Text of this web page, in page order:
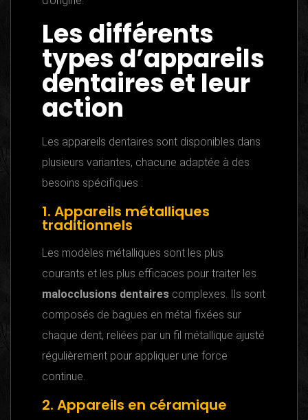
Les différents
types d’appareils
dentaires et leur
action
Les appareils dentaires sont disponibles dans
plusieurs variantes, chacune adaptée à des
besoins spécifiques :
1. Appareils métalliques
traditionnels
Les modèles métalliques sont les plus
courants et les plus efficaces pour traiter les
malocclusions dentaires complexes. Ils sont
composés de bagues en métal fixées sur
chaque dent, reliées par un fil métallique ajusté
régulièrement pour appliquer une force
continue.
2. Appareils en céramique